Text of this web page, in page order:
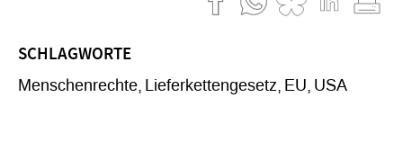
SCHLAGWORTE
Menschenrechte Lieferkettengesetz EU USA